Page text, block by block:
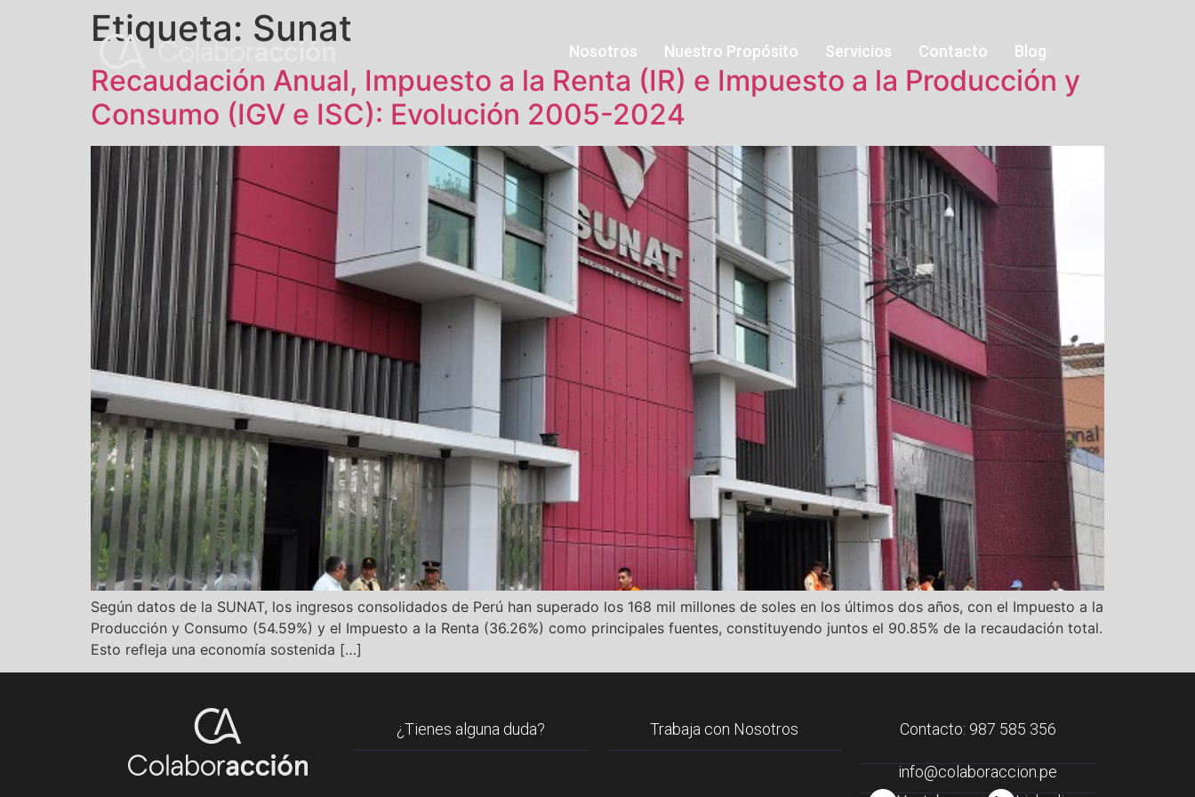
Nosotros Nuestro Propósito Servicios Contacto Blog
Etiqueta: Sunat
Recaudación Anual, Impuesto a la Renta (IR) e Impuesto a la Producción y
Consumo (IGV e ISC): Evolución 2005-2024
Según datos de la SUNAT, los ingresos consolidados de Perú han superado los 168 mil millones de soles en los últimos dos años, con el Impuesto a la
Producción y Consumo (54.59%) y el Impuesto a la Renta (36.26%) como principales fuentes, constituyendo juntos el 90.85% de la recaudación total.
Esto refleja una economía sostenida […]
¿Tienes alguna duda? Trabaja con Nosotros Contacto: 987 585 356
info@colaboraccion.pe